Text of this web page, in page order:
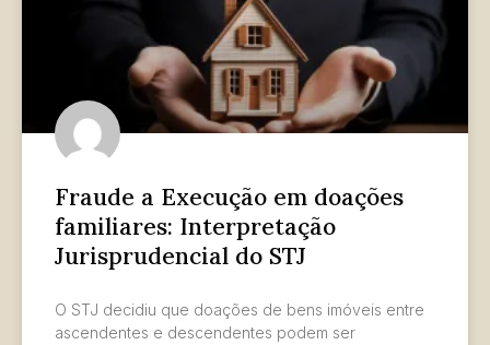
Fraude a Execução em doações
familiares: Interpretação
Jurisprudencial do STJ
O STJ decidiu que doações de bens imóveis entre
ascendentes e descendentes podem ser